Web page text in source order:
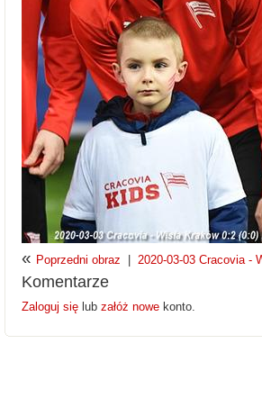
« Poprzedni obraz 2020-03-03 Cracovia -
Komentarze
Zaloguj się lub załóż nowe konto.